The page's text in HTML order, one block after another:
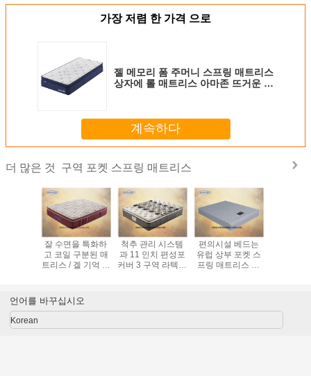
가장 저렴 한 가격 으로
젤 메모리 폼 주머니 스프링 매트리스
상자에 롤 매트리스 아마존 뜨거운 판
계속하다
더 많은 것 구역 포켓 스프링 매트리스
잘 수면을 특화하
고 코일 구분된 매
트리스 / 겔 기억 도
척추 관리 시스템
과 11 인치 편성포
커버 3 구역 라텍스
편의시설 베드는
유럽 상부 포켓 스
프링 매트리스 여
언어를 바꾸십시오
Korean